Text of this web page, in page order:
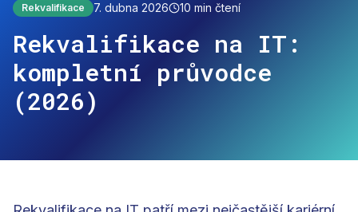
Rekvalifikace 7. dubna 2026 10 min čtení
Rekvalifikace na IT:
kompletní průvodce
(2026)